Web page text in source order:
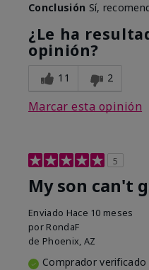
Conclusión Sí,
¿Le ha
opinión?
11 2
Marcar esta opinión
5
My son can't
Enviado Hace 10 meses
por RondaF
de Phoenix, AZ
Comprador verificado